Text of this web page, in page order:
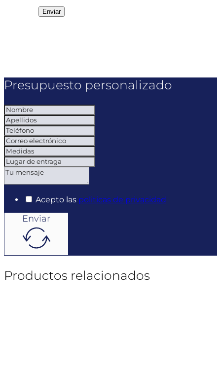
Presupuesto personalizado
Acepto las politicas de privacidad
Enviar
Productos relacionados